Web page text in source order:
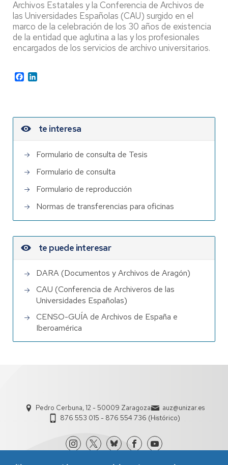
Archivos Estatales y la Conferencia de Archivos de
las Universidades Españolas (CAU) surgido en el
marco de la celebración de los 30 años de existencia
de la entidad que aglutina a las y los profesionales
encargados de los servicios de archivo universitarios.
Facebook
te interesa
Formulario de consulta de Tesis
Formulario de consulta
Formulario de reproducción
Normas de transferencias para oficinas
te puede interesar
DARA (Documentos y Archivos de Aragón)
CAU (Conferencia de Archiveros de las
Universidades Españolas)
CENSO-GUÍA de Archivos de España e
Iberoamérica
Pedro Cerbuna, 12 - 50009 Zaragoza
auz@unizar.es
876 553 015 - 876 554 736 (Histórico)